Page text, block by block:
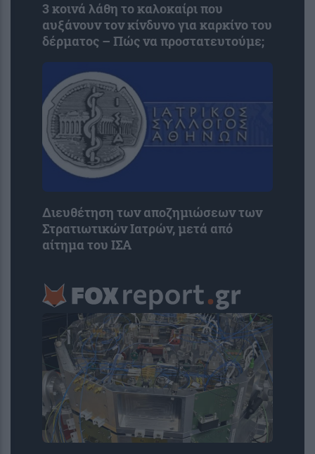
3 κοινά λάθη το καλοκαίρι που
αυξάνουν τον κίνδυνο για καρκίνο του
δέρματος – Πώς να προστατευτούμε;
Διευθέτηση των αποζημιώσεων των
Στρατιωτικών Ιατρών, μετά από
αίτημα του ΙΣΑ